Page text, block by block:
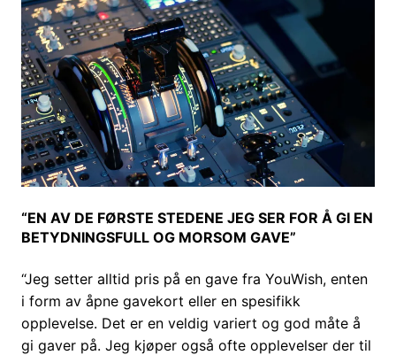
“EN AV DE FØRSTE STEDENE JEG SER FOR Å GI EN
BETYDNINGSFULL OG MORSOM GAVE”
“Jeg setter alltid pris på en gave fra YouWish, enten
i form av åpne gavekort eller en spesifikk
opplevelse. Det er en veldig variert og god måte å
gi gaver på. Jeg kjøper også ofte opplevelser der til